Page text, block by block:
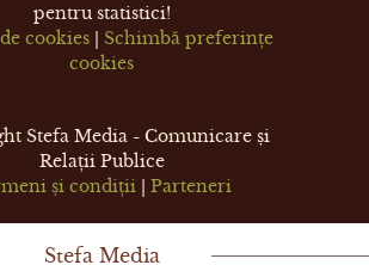
pentru statistici!
cookies | Schimbă preferințe
cookies
Stefa Media - Comunicare și
Relații Publice
și condiții | Parteneri
Stefa Media